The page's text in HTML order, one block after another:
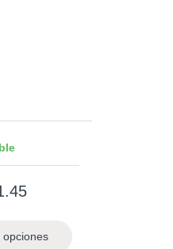
opciones